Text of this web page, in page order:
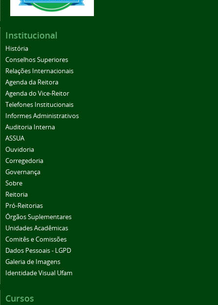
Institucional
História
Conselhos Superiores
Relações Internacionais
Agenda da Reitora
Agenda do Vice-Reitor
Telefones Institucionais
Informes Administrativos
Auditoria Interna
ASSUA
Ouvidoria
Corregedoria
Governança
Sobre
Reitoria
Pró-Reitorias
Órgãos Suplementares
Unidades Acadêmicas
Comitês e Comissões
Dados Pessoais - LGPD
Galeria de Imagens
Identidade Visual Ufam
Cursos